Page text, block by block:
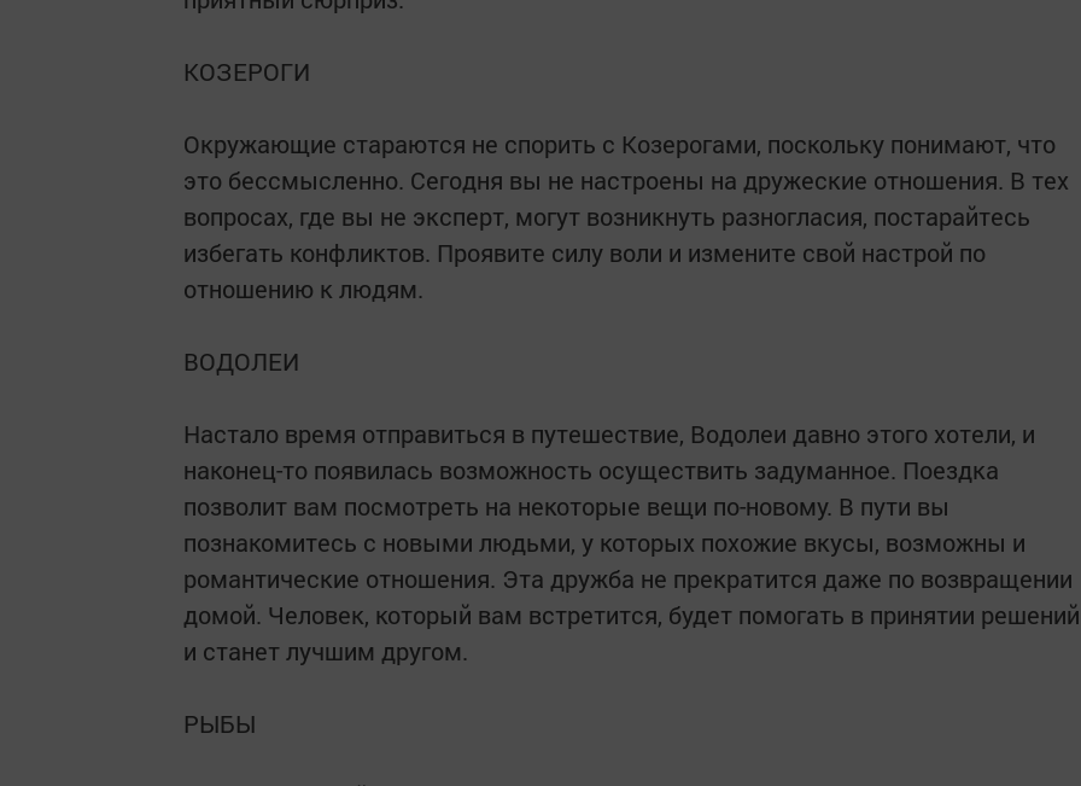
КОЗЕРОГИ
Окружающие стараются не спорить с Козерогами, поскольку понимают, что
это бессмысленно. Сегодня вы не настроены на дружеские отношения. В тех
вопросах, где вы не эксперт, могут возникнуть разногласия, постарайтесь
избегать конфликтов. Проявите силу воли и измените свой настрой по
отношению к людям.
ВОДОЛЕИ
Настало время отправиться в путешествие, Водолеи давно этого хотели, и
наконец-то появилась возможность осуществить задуманное. Поездка
позволит вам посмотреть на некоторые вещи по-новому. В пути вы
познакомитесь с новыми людьми, у которых похожие вкусы, возможны и
романтические отношения. Эта дружба не прекратится даже по возвращении
домой. Человек, который вам встретится, будет помогать в принятии решений
и станет лучшим другом.
РЫБЫ